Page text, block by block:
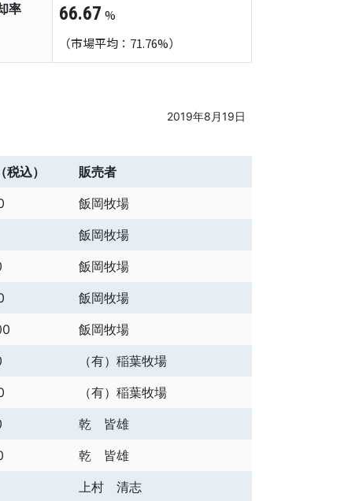
率 66.67 %
（市場平均：71.76%）
2019年8月19日
込）
販売者
飯岡牧場
飯岡牧場
飯岡牧場
飯岡牧場
飯岡牧場
（有）稲葉牧場
（有）稲葉牧場
乾 皆雄
乾 皆雄
上村 清志